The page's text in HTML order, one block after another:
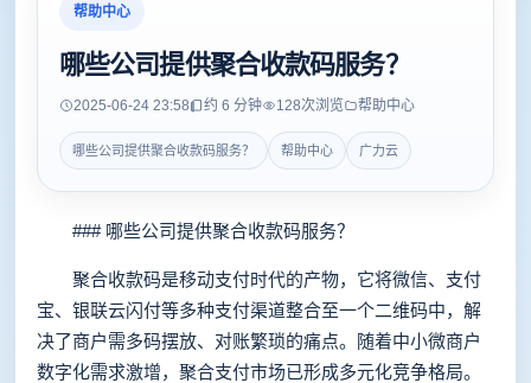
帮助中心
哪些公司提供聚合收款码服务？
2025-06-24 23:58 约 6 分钟 128次浏览 帮助中心
哪些公司提供聚合收款码服务？ 帮助中心 广力云
### 哪些公司提供聚合收款码服务？
聚合收款码是移动支付时代的产物，它将微信、支付
宝、银联云闪付等多种支付渠道整合至一个二维码中，解
决了商户需多码摆放、对账繁琐的痛点。随着中小微商户
数字化需求激增，聚合支付市场已形成多元化竞争格局。